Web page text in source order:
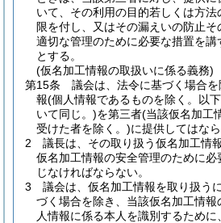
いて、その利用の目的若しくは方法
限を付し、又はその漏えいの防止
適切な管理のために必要な措置を
とする。
(仮名加工情報の取扱いに係る義務)
第15条
議会は、法令に基づく場合
報(個人情報であるものを除く。以
いて同じ。)を第三者(当該仮名加工
受けた者を除く。)に提供してはなら
2
議長は、その取り扱う仮名加工情
仮名加工情報の安全管理のために
じなければならない。
3
議会は、仮名加工情報を取り扱う
づく場合を除き、当該仮名加工情
人情報に係る本人を識別するため